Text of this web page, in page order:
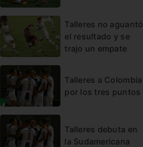
Talleres no aguantó
el resultado y se
trajo un empate
Talleres a Colombia
por los tres puntos
Talleres debuta en
la Sudamericana